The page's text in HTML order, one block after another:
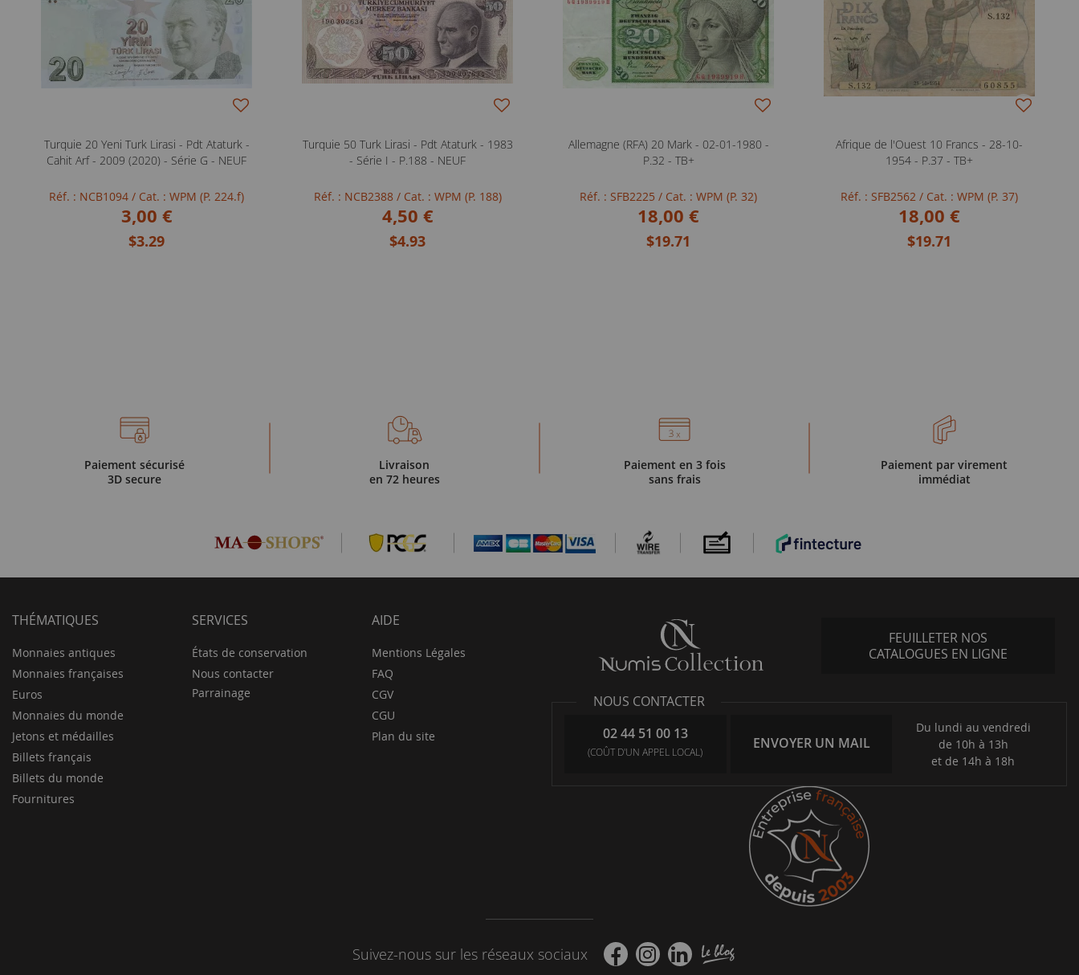
Turquie 20 Yeni Turk Lirasi - Pdt Ataturk -
Cahit Arf - 2009 (2020) - Série G - NEUF
Réf. : NCB1094 / Cat. : WPM (P. 224.f)
3,00 €
$3.29
Turquie 50 Turk Lirasi - Pdt Ataturk - 1983
- Série I - P.188 - NEUF
Réf. : NCB2388 / Cat. : WPM (P. 188)
4,50 €
$4.93
Allemagne (RFA) 20 Mark - 02-01-1980 -
P.32 - TB+
Réf. : SFB2225 / Cat. : WPM (P. 32)
18,00 €
$19.71
Afrique de l'Ouest 10 Francs - 28-10-
1954 - P.37 - TB+
Réf. : SFB2562 / Cat. : WPM (P. 37)
18,00 €
$19.71
Paiement sécurisé
3D secure
Livraison
en 72 heures
Paiement en 3 fois
sans frais
Paiement par virement
immédiat
THÉMATIQUES
Monnaies antiques
Monnaies françaises
Euros
Monnaies du monde
Jetons et médailles
Billets français
Billets du monde
Fournitures
SERVICES
États de conservation
Nous contacter
Parrainage
AIDE
Mentions Légales
FAQ
CGV
CGU
Plan du site
FEUILLETER NOS
CATALOGUES EN LIGNE
NOUS CONTACTER
02 44 51 00 13
(COÛT D'UN APPEL LOCAL)
ENVOYER UN MAIL
Du lundi au vendredi
de 10h à 13h
et de 14h à 18h
Suivez-nous sur les réseaux sociaux